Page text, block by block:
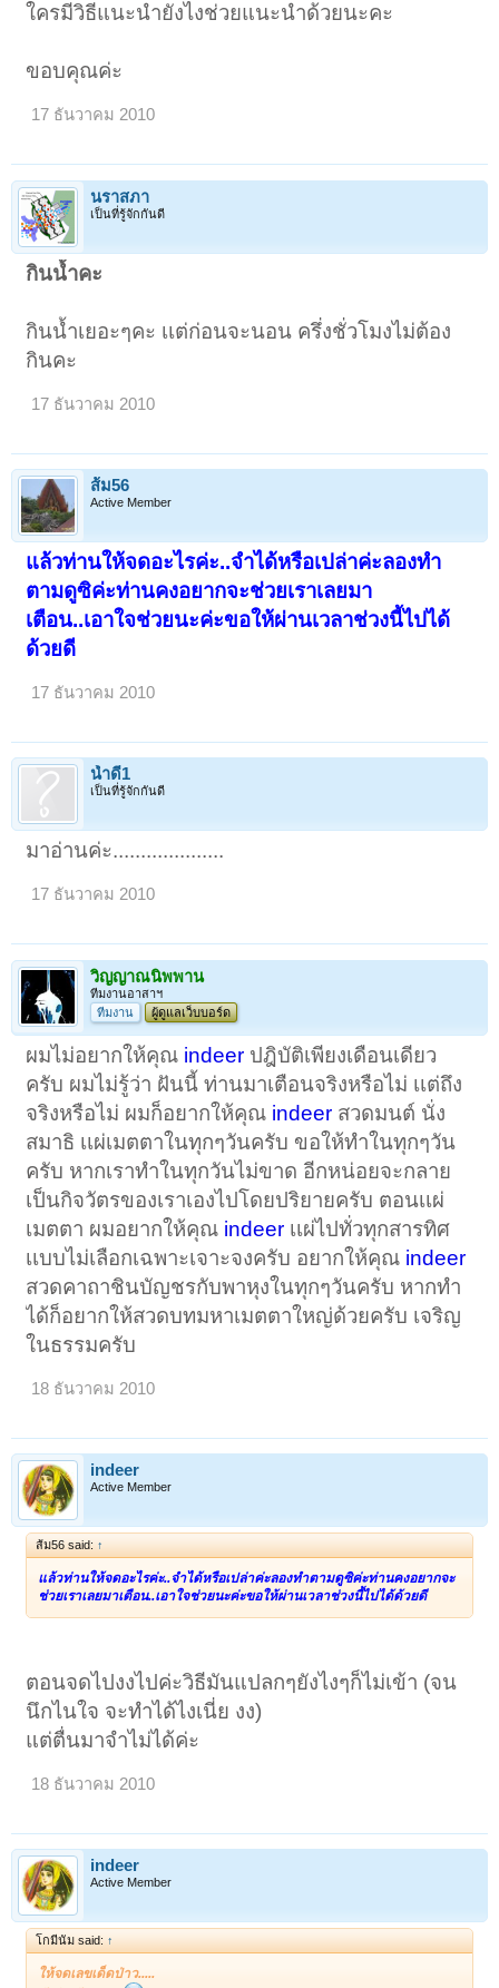
ใครมีวิธีแนะนำยังไงช่วยแนะนำด้วยนะคะ
ขอบคุณค่ะ
17 ธันวาคม 2010
นราสภา
เป็นที่รู้จักกันดี
กินนํ้าคะ
กินนํ้าเยอะๆคะ เเต่ก่อนจะนอน ครึ่งชั่วโมงไม่ต้อง
กินคะ
17 ธันวาคม 2010
ส้ม56
Active Member
แล้วท่านให้จดอะไรค่ะ..จำได้หรือเปล่าค่ะลองทำ
ตามดูซิค่ะท่านคงอยากจะช่วยเราเลยมา
เตือน..เอาใจช่วยนะค่ะขอให้ผ่านเวลาช่วงนี้ไปได้
ด้วยดี
17 ธันวาคม 2010
น้ำดี1
เป็นที่รู้จักกันดี
มาอ่านค่ะ....................
17 ธันวาคม 2010
วิญญาณนิพพาน
ทีมงานอาสาฯ
ทีมงาน
ผู้ดูแลเว็บบอร์ด
ผมไม่อยากให้คุณ indeer ปฎิบัติเพียงเดือนเดียว
ครับ ผมไม่รู้ว่า ฝันนี้ ท่านมาเตือนจริงหรือไม่ เเต่ถึง
จริงหรือไม่ ผมก็อยากให้คุณ indeer สวดมนต์ นั่ง
สมาธิ เเผ่เมตตาในทุกๆวันครับ ขอให้ทําในทุกๆวัน
ครับ หากเราทําในทุกวันไม่ขาด อีกหน่อยจะกลาย
เป็นกิจวัตรของเราเองไปโดยปริยายครับ ตอนเเผ่
เมตตา ผมอยากให้คุณ indeer เเผ่ไปทั่วทุกสารทิศ
เเบบไม่เลือกเฉพาะเจาะจงครับ อยากให้คุณ indeer
สวดคาถาชินบัญชรกับพาหุงในทุกๆวันครับ หากทํา
ได้ก็อยากให้สวดบทมหาเมตตาใหญ่ด้วยครับ เจริญ
ในธรรมครับ
18 ธันวาคม 2010
indeer
Active Member
ส้ม56 said: ↑
แล้วท่านให้จดอะไรค่ะ..จำได้หรือเปล่าค่ะลองทำตามดูซิค่ะท่านคงอยากจะ
ช่วยเราเลยมาเตือน..เอาใจช่วยนะค่ะขอให้ผ่านเวลาช่วงนี้ไปได้ด้วยดี
ตอนจดไปงงไปค่ะวิธีมันแปลกๆยังไงๆก็ไม่เข้า (จน
นึกไนใจ จะทำได้ไงเนี่ย งง)
แต่ตื่นมาจำไม่ได้ค่ะ
18 ธันวาคม 2010
indeer
Active Member
โกมีนัม said: ↑
ให้จดเลขเด็ดป่าว.....